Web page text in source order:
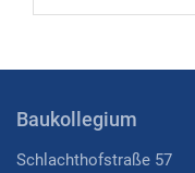
Baukollegium
Schlachthofstraße 57